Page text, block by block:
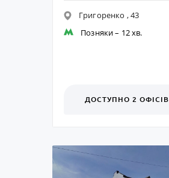
Григоренко , 43
Позняки– 12 хв.
ДОСТУПНО 2 ОФІСІВ